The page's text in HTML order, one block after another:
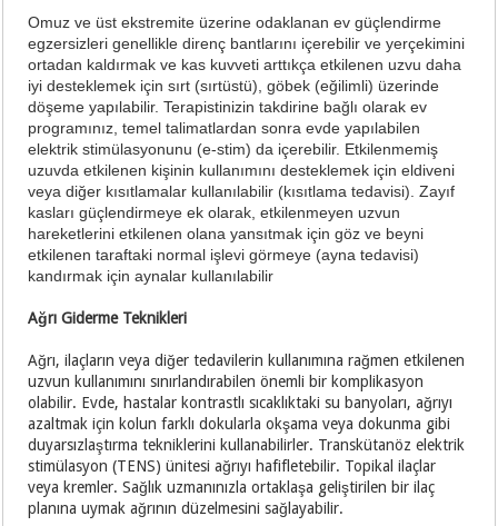
Omuz ve üst ekstremite üzerine odaklanan ev güçlendirme
egzersizleri genellikle direnç bantlarını içerebilir ve yerçekimini
ortadan kaldırmak ve kas kuvveti arttıkça etkilenen uzvu daha
iyi desteklemek için sırt (sırtüstü), göbek (eğilimli) üzerinde
döşeme yapılabilir. Terapistinizin takdirine bağlı olarak ev
programınız, temel talimatlardan sonra evde yapılabilen
elektrik stimülasyonunu (e-stim) da içerebilir. Etkilenmemiş
uzuvda etkilenen kişinin kullanımını desteklemek için eldiveni
veya diğer kısıtlamalar kullanılabilir (kısıtlama tedavisi). Zayıf
kasları güçlendirmeye ek olarak, etkilenmeyen uzvun
hareketlerini etkilenen olana yansıtmak için göz ve beyni
etkilenen taraftaki normal işlevi görmeye (ayna tedavisi)
kandırmak için aynalar kullanılabilir
Ağrı Giderme Teknikleri
Ağrı, ilaçların veya diğer tedavilerin kullanımına rağmen etkilenen
uzvun kullanımını sınırlandırabilen önemli bir komplikasyon
olabilir. Evde, hastalar kontrastlı sıcaklıktaki su banyoları, ağrıyı
azaltmak için kolun farklı dokularla okşama veya dokunma gibi
duyarsızlaştırma tekniklerini kullanabilirler. Transkütanöz elektrik
stimülasyon (TENS) ünitesi ağrıyı hafifletebilir. Topikal ilaçlar
veya kremler. Sağlık uzmanınızla ortaklaşa geliştirilen bir ilaç
planına uymak ağrının düzelmesini sağlayabilir.